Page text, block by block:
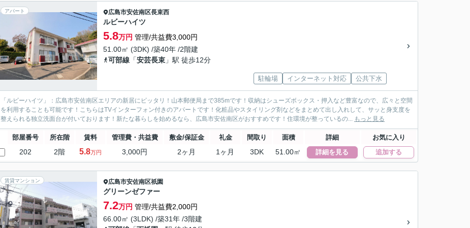
アパート 広島市安佐南区長束西
ルビーハイツ
5.8万円 管理/共益費3,000円
51.00㎡ (3DK) /築40年 /2階建
可部線 「安芸長束 」駅 徒歩12分
駐輪場 インターネット対応 公共下水
「ルビーハイツ」：広島市安佐南区エリアの新居にピッタリ！山本郵便局まで385mです！収納はシューズボックス・押入など豊富なので、広々と空間
を利用することも可能です！こちらはTVインターフォン付きのアパートです！化粧品やスタイリング剤などをまとめて出し入れして、サッと身支度を
整えられる独立洗面台が付いております！新たな暮らしを始めるなら、広島市安佐南区がおすすめです！住環境が整っているの... もっと見る
部屋番号 所在階 賃料 管理費・共益費 敷金/保証金 礼金 間取り 面積 詳細 お気に入り
202 2階 5.8万円 3,000円 2ヶ月 1ヶ月 3DK 51.00㎡ 詳細を見る 追加する
賃貸マンション 広島市安佐南区祇園
グリーンゼファー
7.2万円 管理/共益費2,000円
66.00㎡ (3LDK) /築31年 /3階建